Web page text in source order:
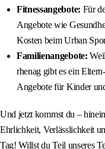
Fitnessangebote: Für
Angebote wie
Kosten beim Urban
Familienangebote:
rhenag gibt es ein
Angebote für Kinder
Und jetzt kommst du –
Ehrlichkeit, Verlässlichkeit
Tag! Willst du Teil unseres